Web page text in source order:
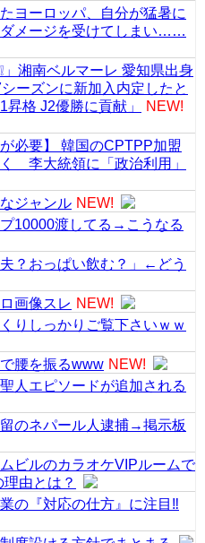
ヨーロッパ、自分が猛暑に
メージを受けてしまい……
」湘南ベルマーレ 愛知県出身
ーズンに新加入内定したと
格 J2優勝に貢献」
NEW!
必要】 韓国のCPTPP加盟
李大統領に「政治利用」
ジャンル NEW!
10000渡してる→こうなる
？おっぱい飲む？」←どう
画像スレ NEW!
りしっかりご覧下さいｗｗ
腰を振るwww NEW!
人エピソードが追加される
のネパール人逮捕→掲示板
ビルのカラオケVIPルームで
由とは？
の『対応の仕方』に注目‼